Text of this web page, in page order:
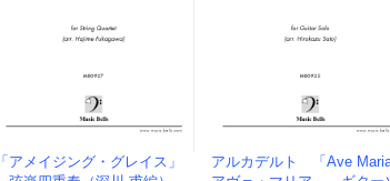
「アメイジング・グレイス」
アルカデルト 「Ave